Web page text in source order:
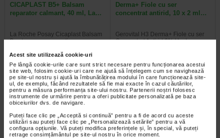
Acest site utilizează cookie-uri
Pe lângă cookie-urile care sunt strict necesare pentru funcționarea acestui
site web, folosim cookie-uri care ne ajută să înțelegem cum se navighează
pe site-ul nostru și ajută la îmbunătățirea modului în care funcționează site-
ul, de exemplu, făcând rezultatele să fie mai exacte în cazul căutărilor,
pentru a măsura performanța site-ului nostru. Partenerii noștri folosesc
instrumente de urmărire pentru a oferi publicitate personalizată pe baza
obiceiurilor dvs. de navigare.
Puteți face clic pe „Acceptă si continuă” pentru a fi de acord cu aceste
utilizări sau puteți face clic pe „Personalizează setările” pentru a vă
configura opțiunile. Vă puteți modifica preferințele și, în special, vă puteți
retrage consimțământul pe site-ul nostru în orice moment.
CICAPLAST B5+ Balsam
reparator calmant, 40 ml, La…
La Roche Posay Cicaplast Balsam
B este o crema cu actiune
Derma+ Fiole cu ser
concentrat antirid, 10 x 2 ml…
Gerovital H3 Derma+ Fiole cu ser
Concentrat Antirid 6% Hyaluron
Al 2-lea la jumătate de preț Al 2-lea la jumătate de preț